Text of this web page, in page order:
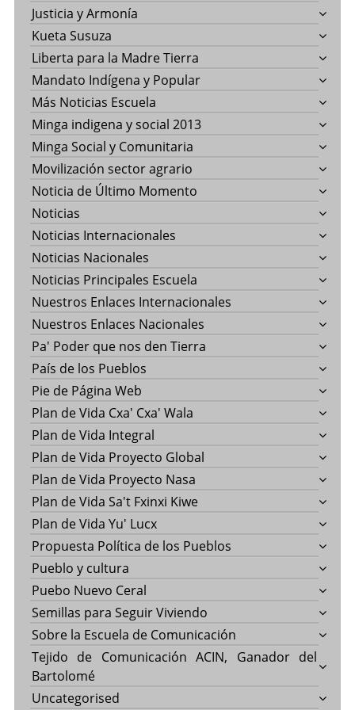
Justicia y Armonía
Kueta Susuza
Liberta para la Madre Tierra
Mandato Indígena y Popular
Más Noticias Escuela
Minga indigena y social 2013
Minga Social y Comunitaria
Movilización sector agrario
Noticia de Último Momento
Noticias
Noticias Internacionales
Noticias Nacionales
Noticias Principales Escuela
Nuestros Enlaces Internacionales
Nuestros Enlaces Nacionales
Pa' Poder que nos den Tierra
País de los Pueblos
Pie de Página Web
Plan de Vida Cxa' Cxa' Wala
Plan de Vida Integral
Plan de Vida Proyecto Global
Plan de Vida Proyecto Nasa
Plan de Vida Sa't Fxinxi Kiwe
Plan de Vida Yu' Lucx
Propuesta Política de los Pueblos
Pueblo y cultura
Puebo Nuevo Ceral
Semillas para Seguir Viviendo
Sobre la Escuela de Comunicación
Tejido de Comunicación ACIN, Ganador del
Bartolomé
Uncategorised